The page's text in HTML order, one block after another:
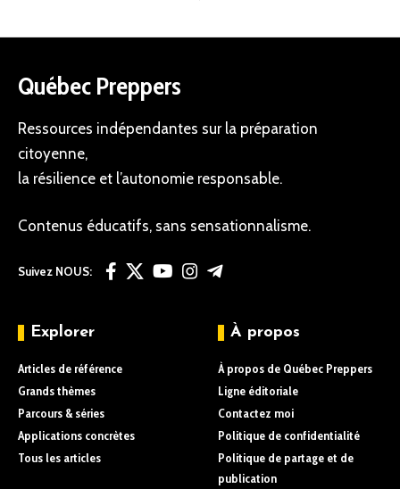
Québec Preppers
Ressources indépendantes sur la préparation
citoyenne,
la résilience et l’autonomie responsable.
Contenus éducatifs, sans sensationnalisme.
Suivez NOUS:
Explorer
Articles de référence
Grands thèmes
Parcours & séries
Applications concrètes
Tous les articles
À propos
À propos de Québec Preppers
Ligne éditoriale
Contactez moi
Politique de confidentialité
Politique de partage et de
publication